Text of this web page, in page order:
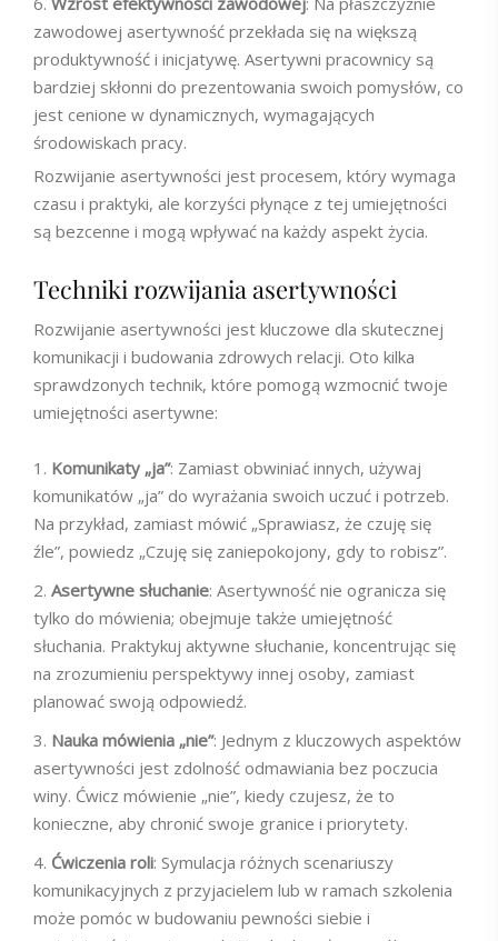
zawodowej asertywność przekłada się na większą
produktywność i inicjatywę. Asertywni pracownicy są
bardziej skłonni do prezentowania swoich pomysłów, co
jest cenione w dynamicznych, wymagających
środowiskach pracy.
Rozwijanie asertywności jest procesem, który wymaga
czasu i praktyki, ale korzyści płynące z tej umiejętności
są bezcenne i mogą wpływać na każdy aspekt życia.
Techniki rozwijania asertywności
Rozwijanie asertywności jest kluczowe dla skutecznej
komunikacji i budowania zdrowych relacji. Oto kilka
sprawdzonych technik, które pomogą wzmocnić twoje
umiejętności asertywne:
Komunikaty „ja”: Zamiast obwiniać innych, używaj
komunikatów „ja” do wyrażania swoich uczuć i potrzeb.
Na przykład, zamiast mówić „Sprawiasz, że czuję się
źle”, powiedz „Czuję się zaniepokojony, gdy to robisz”.
Asertywne słuchanie: Asertywność nie ogranicza się
tylko do mówienia; obejmuje także umiejętność
słuchania. Praktykuj aktywne słuchanie, koncentrując się
na zrozumieniu perspektywy innej osoby, zamiast
planować swoją odpowiedź.
Nauka mówienia „nie”: Jednym z kluczowych aspektów
asertywności jest zdolność odmawiania bez poczucia
winy. Ćwicz mówienie „nie”, kiedy czujesz, że to
konieczne, aby chronić swoje granice i priorytety.
Ćwiczenia roli: Symulacja różnych scenariuszy
komunikacyjnych z przyjacielem lub w ramach szkolenia
może pomóc w budowaniu pewności siebie i